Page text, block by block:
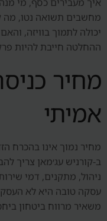
איך מעבירים כסף, מי
מחשבים תשואה נטו, מה
יכולה לתמוך בוויזה,
ההחלטה חייבת להיות
מחיר
אמיתי
מחיר נמוך אינו בהכרח
ב-קורניש עג׳מאן צריך
ניהול, מתקנים, דמי
עסקה טובה היא לא
משאיר מרווח ביטחון